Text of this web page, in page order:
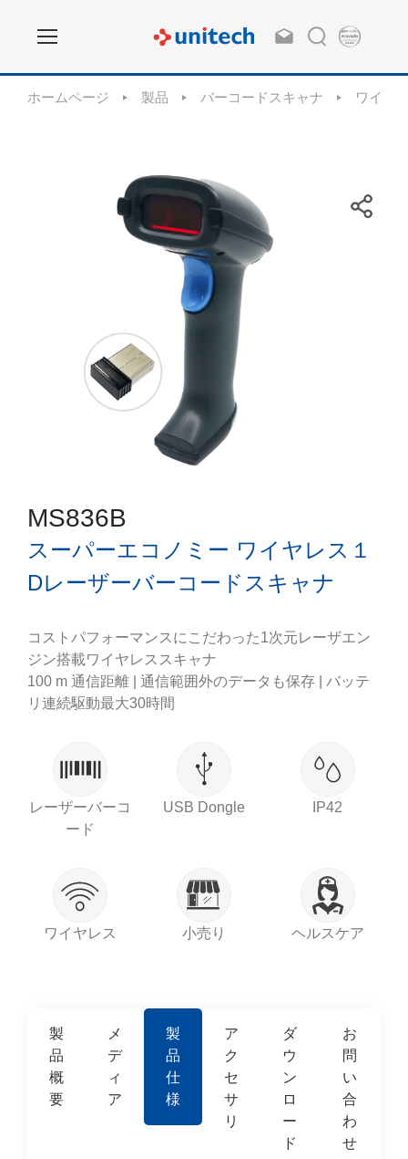
ホームページ 製品 バーコードスキャナ ワイヤ
MS836B
スーパーエコノミー ワイヤレス１
Dレーザーバーコードスキャナ
コストパフォーマンスにこだわった1次元レーザエン
ジン搭載ワイヤレススキャナ
100 m 通信距離 | 通信範囲外のデータも保存 | バッテ
リ連続駆動最大30時間
レーザーバーコ
ード
USB Dongle IP42
ワイヤレス 小売り ヘルスケア
製
品
概
要
メ
デ
ィ
ア
製
品
仕
様
ア
ク
セ
サ
リ
ダ
ウ
ン
ロ
ー
ド
お
問
い
合
わ
せ